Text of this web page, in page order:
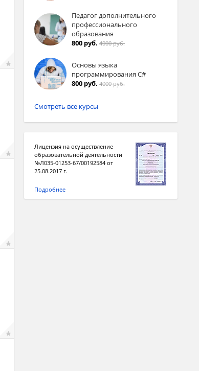
Педагог дополнительного
профессионального
образования
800 руб. 4000 руб.
Основы языка
программирования C#
800 руб. 4000 руб.
Смотреть все курсы
Лицензия на осуществление
образовательной деятельности
№Л035-01253-67/00192584 от
25.08.2017 г.
Подробнее